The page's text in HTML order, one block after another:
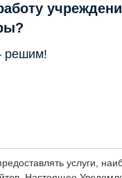
услуги,
решим!